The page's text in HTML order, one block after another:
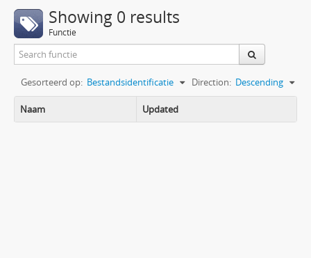
Showing 0 results
Functie
Gesorteerd op: Bestandsidentificatie Direction: Descending
Naam Updated